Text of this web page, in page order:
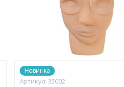
Новинка
35002